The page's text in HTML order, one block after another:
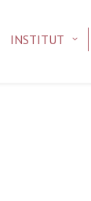
INSTITUT